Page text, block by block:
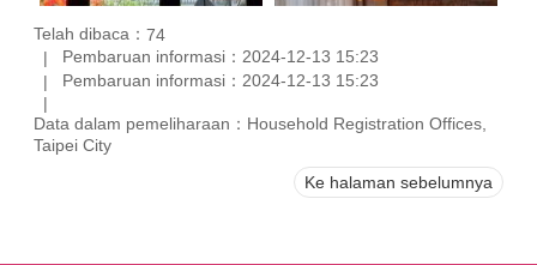
Telah dibaca： 74
Pembaruan informasi：2024-12-13 15:23
Pembaruan informasi：2024-12-13 15:23
Data dalam pemeliharaan：Household Registration Offices,
Taipei City
Ke halaman sebelumnya